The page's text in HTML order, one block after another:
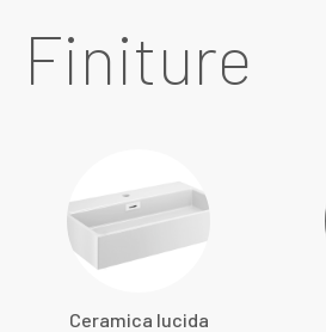
Finiture
Ceramica lucida